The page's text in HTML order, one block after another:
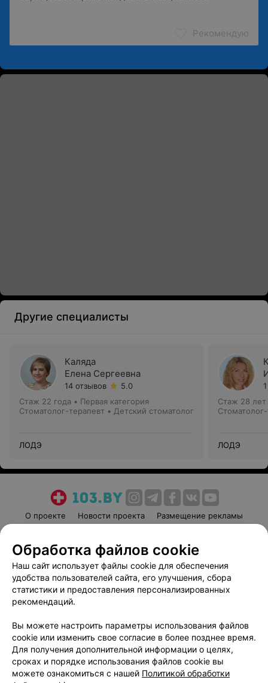
Рекомендую
Другие специалисты
Каляда
Елена Сергеевна
14 отзывов
5.0
Стаж 22 года • Первая категория
Стоматолог-терапевт • Детский стоматолог
ЛОДЭ
Стаж 28 лет
ЛОДЭ
О проекте Новости проекта
Размещение рекламы
Пользовательское соглашение
Способы оплаты
Вакансии
Партнеры
Написать руководителю 103.by
Обработка персональных данных
Обработка файлов cookie
Наш сайт использует файлы cookie для обеспечения
удобства пользователей сайта, его улучшения, сбора
статистики и предоставления персонализированных
рекомендаций.
Вы можете настроить параметры использования файлов
cookie или изменить свое согласие в более позднее время.
Для получения дополнительной информации о целях,
сроках и порядке использования файлов cookie вы
можете ознакомиться с нашей Политикой обработки